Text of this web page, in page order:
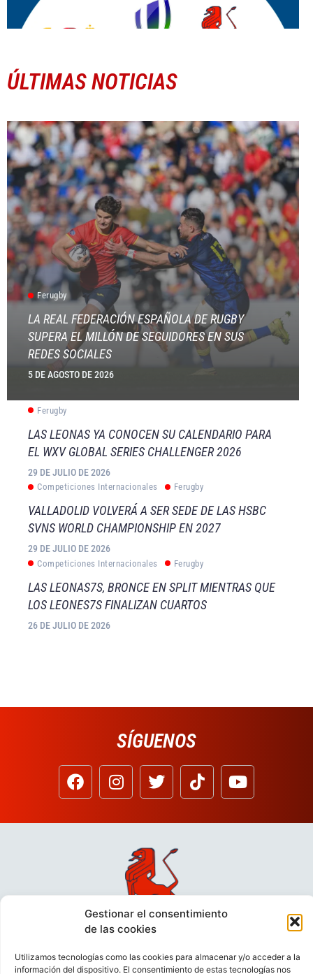
Gestionar el consentimiento
de las cookies
Utilizamos tecnologías como las cookies para almacenar y/o acceder a la
información del dispositivo. El consentimiento de estas tecnologías nos
ÚLTIMAS NOTICIAS
Ferugby
LA REAL FEDERACIÓN ESPAÑOLA DE RUGBY
SUPERA EL MILLÓN DE SEGUIDORES EN SUS
REDES SOCIALES
5 DE AGOSTO DE 2026
Ferugby
LAS LEONAS YA CONOCEN SU CALENDARIO PARA
EL WXV GLOBAL SERIES CHALLENGER 2026
29 DE JULIO DE 2026
Competiciones Internacionales Ferugby
VALLADOLID VOLVERÁ A SER SEDE DE LAS HSBC
SVNS WORLD CHAMPIONSHIP EN 2027
29 DE JULIO DE 2026
Competiciones Internacionales Ferugby
LAS LEONAS7S, BRONCE EN SPLIT MIENTRAS QUE
LOS LEONES7S FINALIZAN CUARTOS
26 DE JULIO DE 2026
SÍGUENOS